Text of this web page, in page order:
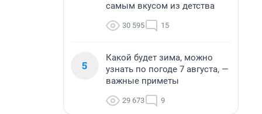
самым вкусом из детства
30 595 15
5
Какой будет зима, можно
узнать по погоде 7 августа, —
важные приметы
29 673 9